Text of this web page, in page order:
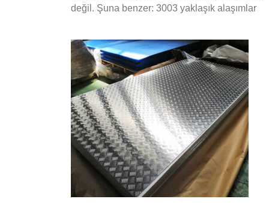
değil. Şuna benzer: 3003 yaklaşık alaşımlar